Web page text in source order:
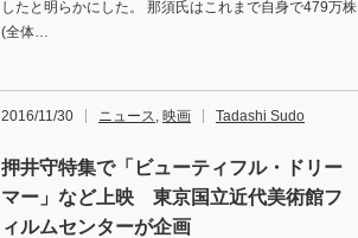
したと明らかにした。 那須氏はこれまで自身で479万株
(全体…
2016/11/30 ニュース, 映画 Tadashi Sudo
押井守特集で「ビューティフル・ドリー
マー」など上映 東京国立近代美術館フ
ィルムセンターが企画